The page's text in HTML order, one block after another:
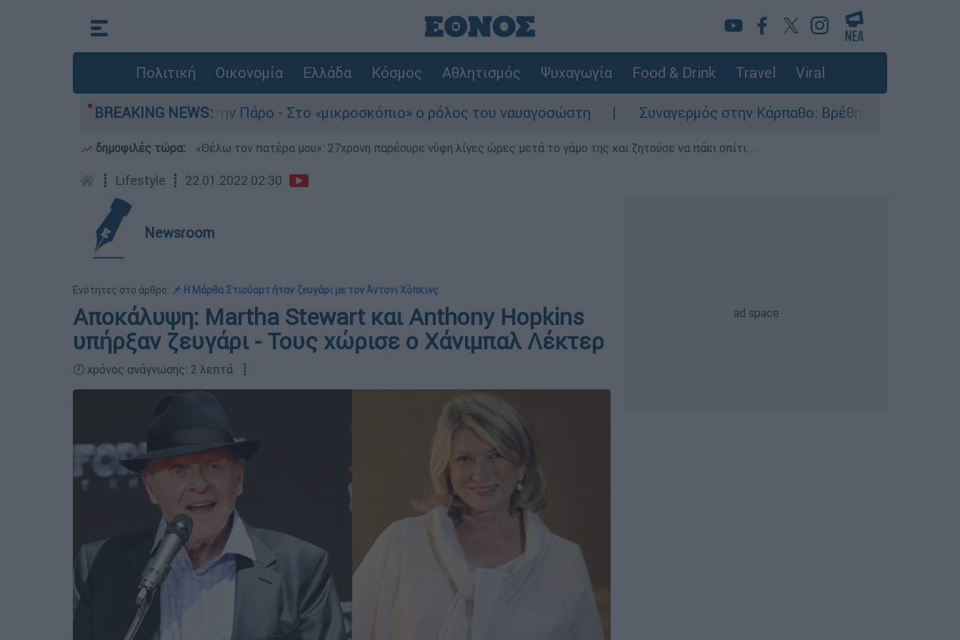
Πολιτική Οικονομία Ελλάδα Κόσμος Αθλητισμός Ψυχαγωγία Food & Drink Travel Viral
BREAKING NEWS:
του 4χρονου στην Πάρο - Στο «μικροσκόπιο» ο ρόλος του ναυαγοσώστη Συναγερμός στην Κάρπαθο: Βρέθηκαν παλιά πυρομαχικά
δημοφιλές τώρα: «Θέλω τον πατέρα μου»: 27χρονη παρέσυρε νύφη λίγες ώρες μετά το γάμο της και ζητούσε να πάει σπίτι...
┋ Lifestyle ┋ 22.01.2022 02:30
Newsroom
Ενότητες στο άρθρο: 📌 Η Μάρθα Στιούαρτ ήταν ζευγάρι με τον Άντονι Χόπκινς
Αποκάλυψη: Martha Stewart και Anthony Hopkins
υπήρξαν ζευγάρι - Τους χώρισε ο Χάνιμπαλ Λέκτερ
🕛 χρόνος ανάγνωσης: 2 λεπτά ┋